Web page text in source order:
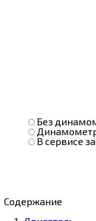
Без
В сервисе
Содержание